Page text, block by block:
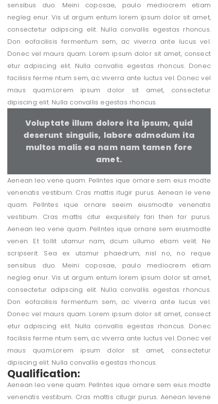
sensibus duo. Meini coposae, paulo mediocrem etiam
negleg enur. Vis ut argum entum lorem ipsum dolor sit amet,
consectetur adipscing elit. Nulla convallis egestas rhoncus.
Don eofacilisis fermentum sem, ac viverra ante lucus vel.
Donec vel maurs quam. Lorem ipsum dolor sit amet, consect
etur adpiscing elit. Nulla convallis egestas rhoncus. Donec
facilisis ferme ntum sem, ac viverra ante luctus vel. Donec vel
maus quam.Lorem ipsum dolor sit amet, consectetur
dipiscing elit. Nulla convallis egestas rhoncus.
Voluptate illum dolore ita ipsum, quid
deserunt singulis, labore admodum ita
multos malis ea nam nam tamen fore
amet.
Aenean leo vene quam. Pellntes ique ornare sem eius modte
venenatis vestibum. Cras mattis itugir purus. Aenean le vene
quam. Pellntes ique ornare seeim eiusmodte venenatis
vestibum. Cras mattis citur exquisitely fari then far purus.
Aenean leo vene quam. Pellntes ique ornare sem eiusmodte
venen. Et tollit utamur nam, dcum ullumo etiam velit. Ne
scripserit. Sea ex utamur phaedrum, nisl no, no reque
sensibus duo. Meini coposae, paulo mediocrem etiam
negleg enur. Vis ut argum entum lorem ipsum dolor sit amet,
consectetur adipscing elit. Nulla convallis egestas rhoncus.
Don eofacilisis fermentum sem, ac viverra ante lucus vel.
Donec vel maurs quam. Lorem ipsum dolor sit amet, consect
etur adpiscing elit. Nulla convallis egestas rhoncus. Donec
facilisis ferme ntum sem, ac viverra ante luctus vel. Donec vel
maus quam.Lorem ipsum dolor sit amet, consectetur
dipiscing elit. Nulla convallis egestas rhoncus.
Qualification:
Aenean leo vene quam. Pellntes ique ornare sem eius modte
venenatis vestibum. Cras mattis citugir purus. Aenean levene